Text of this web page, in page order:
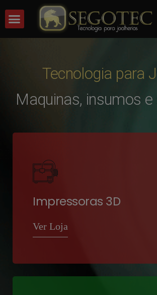
Tecnologia para
Maquinas, insumos e
Impressoras 3D
Ver Loja